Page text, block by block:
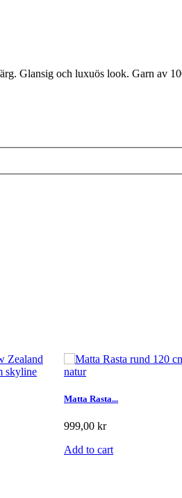
Glansig och luxuös look. Garn av
Matta Rasta...
999,00 kr
Add to cart